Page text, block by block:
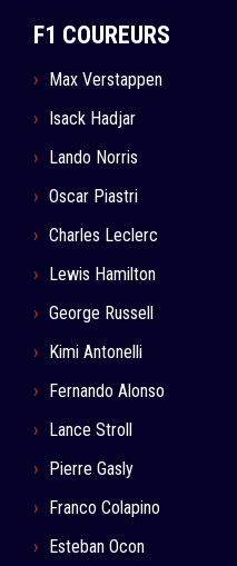
F1 COUREURS
Max Verstappen
Isack Hadjar
Lando Norris
Oscar Piastri
Charles Leclerc
Lewis Hamilton
George Russell
Kimi Antonelli
Fernando Alonso
Lance Stroll
Pierre Gasly
Franco Colapino
Esteban Ocon